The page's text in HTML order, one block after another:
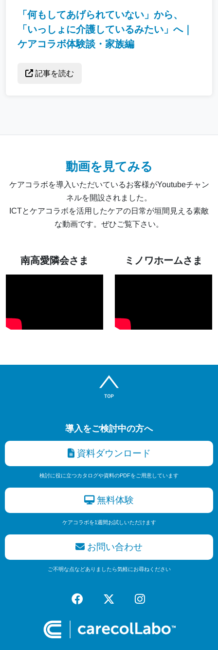
「何もしてあげられていない」から、
「いっしょに介護しているみたい」へ｜
ケアコラボ体験談・家族編
記事を読む
動画を見てみる
ケアコラボを導入いただいているお客様がYoutubeチャン
ネルを開設されました。
ICTとケアコラボを活用したケアの日常が垣間見える素敵
な動画です。ぜひご覧下さい。
南高愛隣会さま ミノワホームさま
導入をご検討中の方へ
資料ダウンロード
検討に役に立つカタログや資料のPDFをご用意しています
無料体験
ケアコラボを1週間お試しいただけます
お問い合わせ
ご不明な点などありましたら気軽にお尋ねください